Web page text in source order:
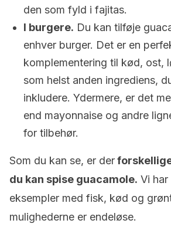
den som fyld i fajitas.
I burgere. Du kan tilføje
enhver burger. Det er en
komplementering til kød, ost,
som helst anden ingrediens,
inkludere. Ydermere, er det
end mayonnaise og andre
for tilbehør.
Som du kan se, er der
du kan spise guacamole. Vi
eksempler med fisk, kød og
mulighederne er endeløse.